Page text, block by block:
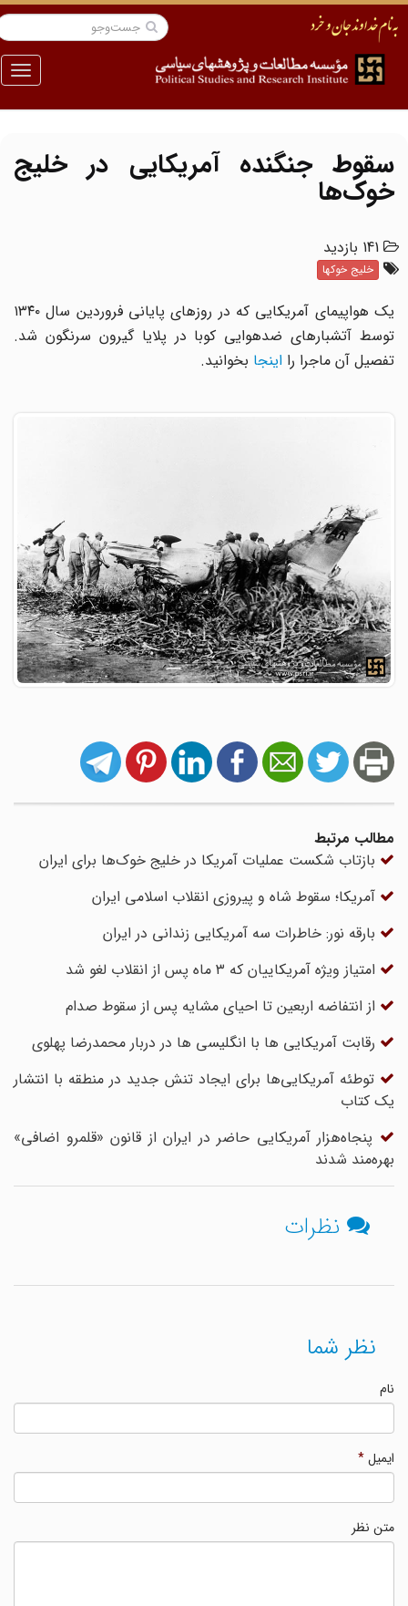
منو
سقوط جنگنده آمریکایی در خلیج
خوک‌ها
141 بازدید
خلیج خوکها
یک هواپیمای آمریکایی که در روزهای پایانی فروردین سال ۱۳۴۰
توسط آتشبارهای ضدهوایی کوبا در پلایا گیرون سرنگون شد.
تفصیل آن ماجرا را اینجابخوانید.
مطالب مرتبط
بازتاب شکست عملیات آمریکا در خلیج خوک‌ها برای ایران
آمریکا؛ سقوط شاه و پیروزی انقلاب اسلامی ایران
بارقه نور: خاطرات سه آمریکایی زندانی در ایران
امتیاز ویژه آمریکاییان که ۳ ماه پس از انقلاب لغو شد
از انتفاضه اربعین تا احیای مشایه پس از سقوط صدام
رقابت آمریکایی ها با انگلیسی ها در دربار محمدرضا پهلوی
توطئه آمریکایی‌ها برای ایجاد تنش جدید در منطقه با انتشار
یک کتاب
پنجاه‌هزار آمریکایی حاضر در ایران از قانون «قلمرو اضافی»
بهره‌مند شدند
نظرات
نظر شما
ایمیل*
متن نظر